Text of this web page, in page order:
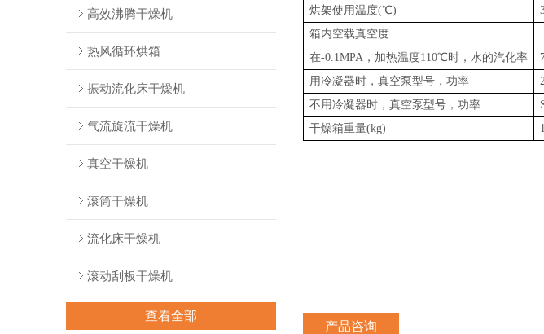
高效沸腾干燥机
热风循环烘箱
振动流化床干燥机
气流旋流干燥机
真空干燥机
滚筒干燥机
流化床干燥机
滚动刮板干燥机
查看全部
烘架使用温度(℃)
箱内空载真空度
在-0.1MPA，加热温度110℃时，水的汽化率
用冷凝器时，真空泵型号，功率
不用冷凝器时，真空泵型号，功率
干燥箱重量(kg)
产品咨询